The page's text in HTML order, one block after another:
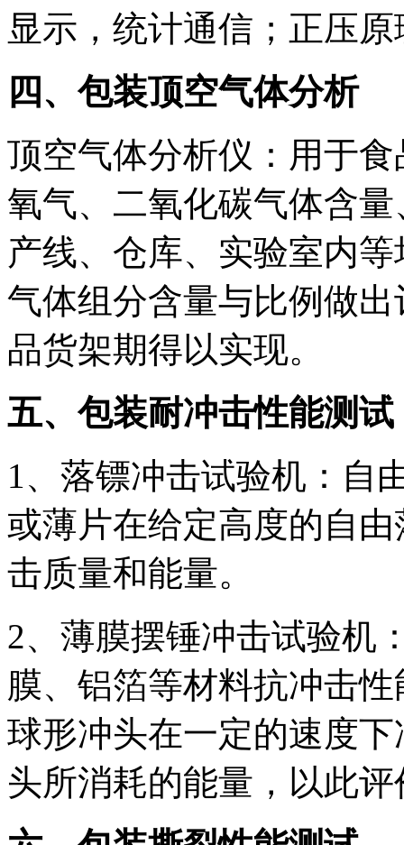
显示，统计通信；正压原
四、包装顶空气体分析
顶空气体分析仪：用于
氧气、二氧化碳气体含
产线、仓库、实验室内
气体组分含量与比例做
品货架期得以实现。
五、包装耐冲击性能测试
1、落镖冲击试验机：自
或薄片在给定高度的自
击质量和能量。
2、薄膜摆锤冲击试验机
膜、铝箔等材料抗冲击
球形冲头在一定的速度
头所消耗的能量，以此